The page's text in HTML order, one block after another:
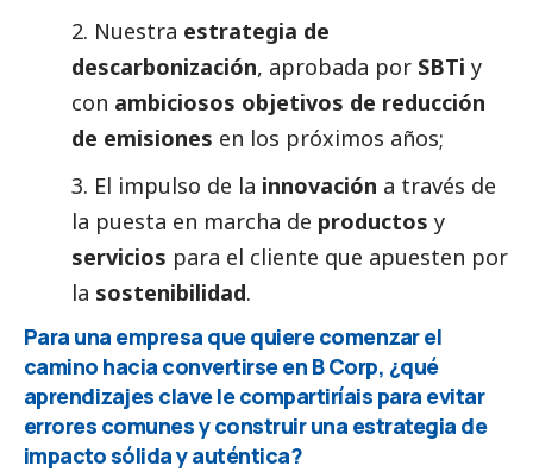
2. Nuestra estrategia de
descarbonización, aprobada por SBTi y
con ambiciosos objetivos de reducción
de emisiones en los próximos años;
3. El impulso de la innovación a través de
la puesta en marcha de productos y
servicios para el cliente que apuesten por
la sostenibilidad.
Para una empresa que quiere comenzar el
camino hacia convertirse en B Corp, ¿qué
aprendizajes clave le compartiríais para evitar
errores comunes y construir una estrategia de
impacto sólida y auténtica?